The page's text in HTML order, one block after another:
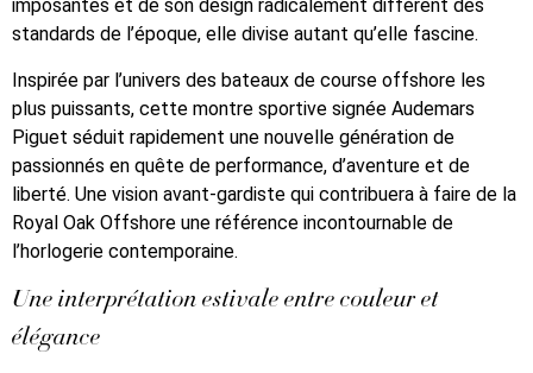
imposantes et de son design radicalement différent des
standards de l’époque, elle divise autant qu’elle fascine.
Inspirée par l’univers des bateaux de course offshore les
plus puissants, cette montre sportive signée Audemars
Piguet séduit rapidement une nouvelle génération de
passionnés en quête de performance, d’aventure et de
liberté. Une vision avant-gardiste qui contribuera à faire de la
Royal Oak Offshore une référence incontournable de
l’horlogerie contemporaine.
Une interprétation estivale entre couleur et
élégance